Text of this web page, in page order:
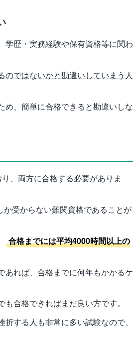
学歴・実務経験や保有資格等に関わ
のではないかと勘違いしていまう人
め、簡単に合格できると勘違いしな
、両方に合格する必要がありま
か受からない難関資格であることが
合格までには平均4000時間以上の
あれば、合格までに何年もかかるケ
合格できればまだ良い方です。
する人も非常に多い試験なので、